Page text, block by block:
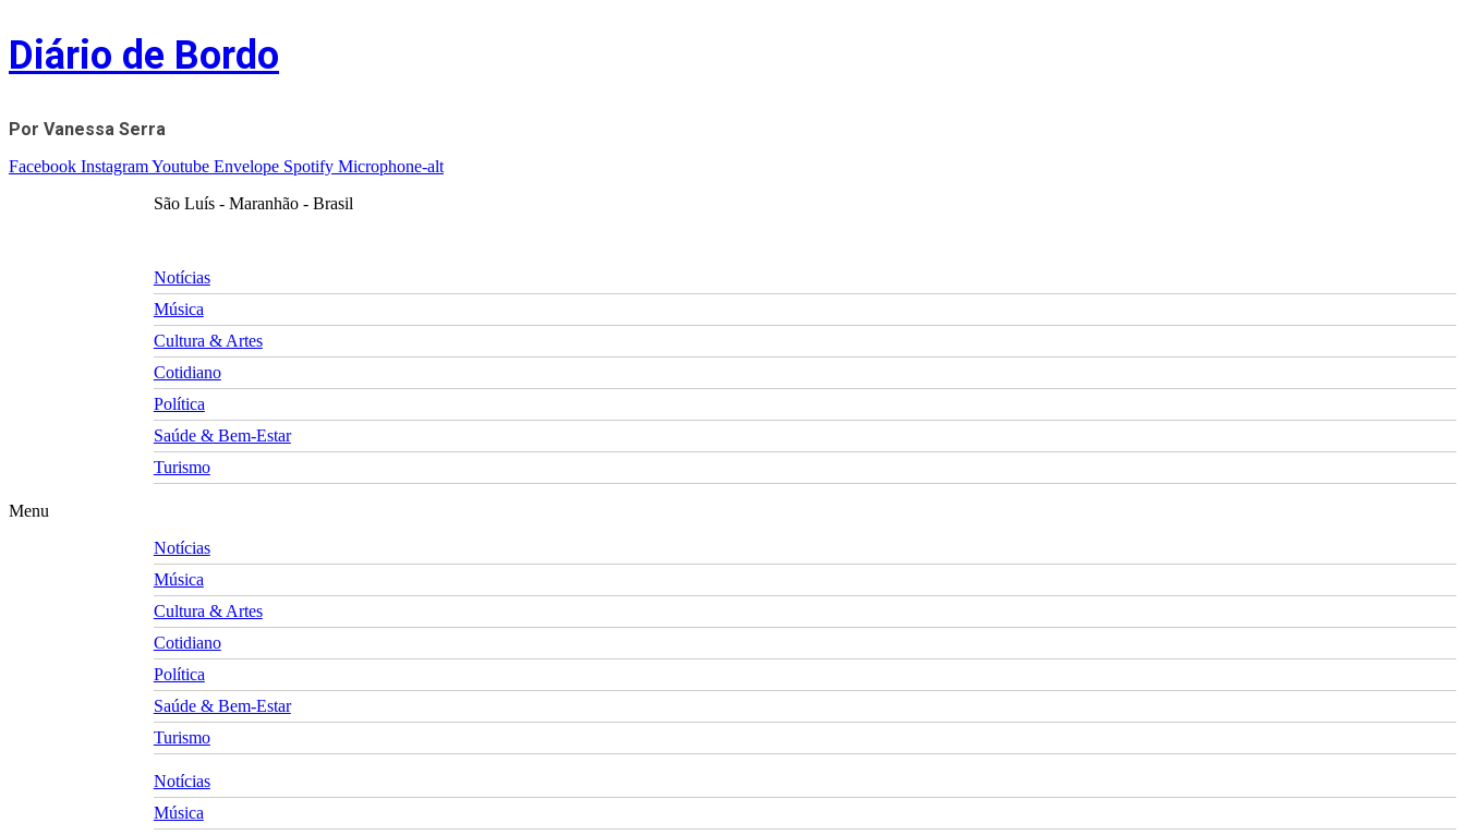
Skip
to
content
Diário de Bordo
Por Vanessa Serra
Facebook InstagramYoutube Envelope Spotify Microphone-alt
São Luís - Maranhão - Brasil
Notícias
Música
Cultura & Artes
Cotidiano
Política
Saúde & Bem-Estar
Turismo
Menu
Notícias
Música
Cultura & Artes
Cotidiano
Política
Saúde & Bem-Estar
Turismo
Notícias
Música